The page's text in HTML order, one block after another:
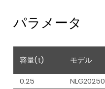
パラメータ
容量(t) モデル
0.25
NLG20250